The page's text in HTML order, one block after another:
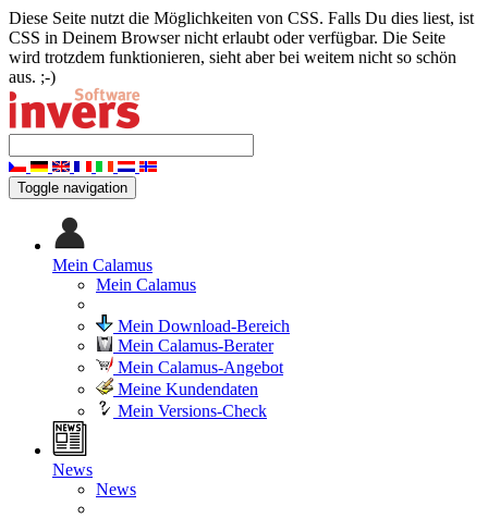
Diese Seite nutzt die Möglichkeiten von CSS. Falls Du dies liest, ist
CSS in Deinem Browser nicht erlaubt oder verfügbar. Die Seite
wird trotzdem funktionieren, sieht aber bei weitem nicht so schön
aus. ;-)
Toggle navigation
Mein Calamus
Mein Calamus
Mein Download-Bereich
Mein Calamus-Berater
Mein Calamus-Angebot
Meine Kundendaten
Mein Versions-Check
News
News